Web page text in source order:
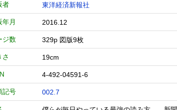
者 東洋経済新報社
年月 2016.12
ジ数 329p 図版9枚
さ 19cm
4-492-04591-6
記号 002.7